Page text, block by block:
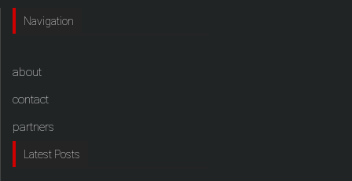
Navigation
about
contact
partners
Latest Posts